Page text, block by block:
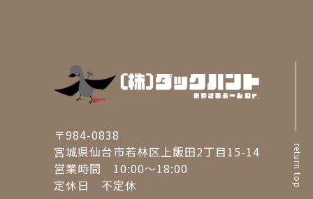
return top
〒984-0838
宮城県仙台市若林区上飯田2丁目15-14
営業時間 10:00～18:00
定休日 不定休